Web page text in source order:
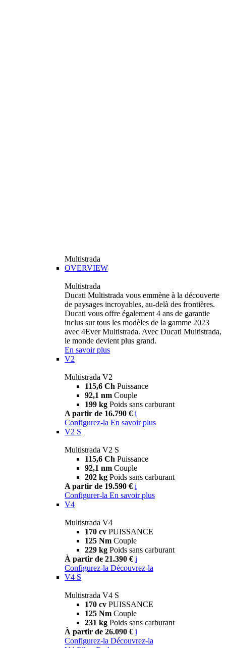
Multistrada
OVERVIEW
Multistrada
Ducati Multistrada vous emmène à la découverte
de paysages incroyables, au-delà des frontières.
Ducati vous offre également 4 ans de garantie
inclus sur tous les modèles de la gamme 2023
avec 4Ever Multistrada. Avec Ducati Multistrada,
le monde devient plus grand.
En savoir plus
V2
Multistrada V2
115,6 Ch Puissance
92,1 nm Couple
199 kg Poids sans carburant
A partir de 16.790 € i
Configurez-la En savoir plus
V2 S
Multistrada V2 S
115,6 Ch Puissance
92,1 nm Couple
202 kg Poids sans carburant
A partir de 19.590 € i
Configurer-la En savoir plus
V4
Multistrada V4
170 cv PUISSANCE
125 Nm Couple
229 kg Poids sans carburant
À partir de 21.390 € i
Configurez-la Découvrez-la
V4 S
Multistrada V4 S
170 cv PUISSANCE
125 Nm Couple
231 kg Poids sans carburant
À partir de 26.090 € i
Configurez-la Découvrez-la